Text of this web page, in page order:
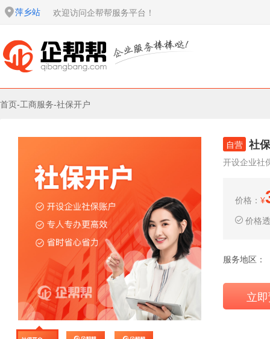
萍乡站 欢迎访问企帮帮服务平台！
首页-工商服务-社保开户
自营 社
开设企业社
价格： ¥
价格
服务地区：
立